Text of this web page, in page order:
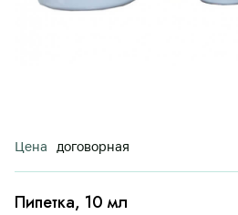
Цена договорная
Пипетка, 10 мл